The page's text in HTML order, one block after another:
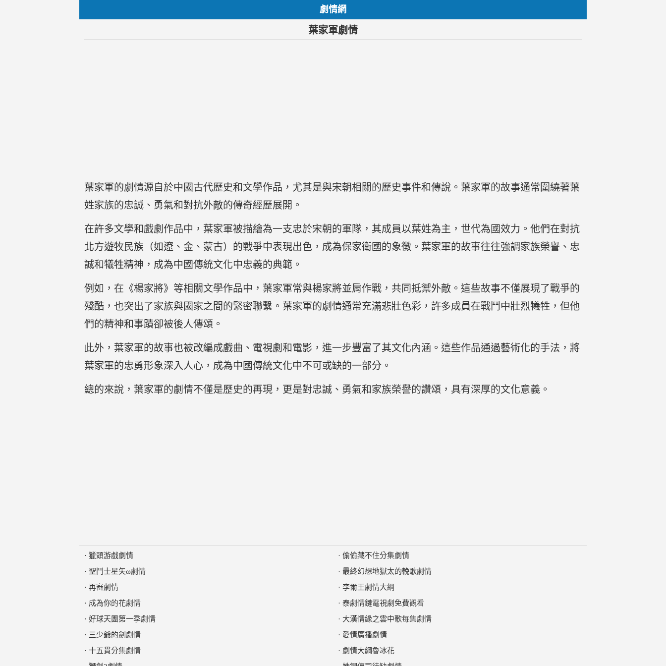
劇情網
葉家軍劇情
葉家軍的劇情源自於中國古代歷史和文學作品，尤其是與宋朝相關的歷史事件和傳說。葉家軍的故事通常圍繞著葉
姓家族的忠誠、勇氣和對抗外敵的傳奇經歷展開。
在許多文學和戲劇作品中，葉家軍被描繪為一支忠於宋朝的軍隊，其成員以葉姓為主，世代為國效力。他們在對抗
北方遊牧民族（如遼、金、蒙古）的戰爭中表現出色，成為保家衛國的象徵。葉家軍的故事往往強調家族榮譽、忠
誠和犧牲精神，成為中國傳統文化中忠義的典範。
例如，在《楊家將》等相關文學作品中，葉家軍常與楊家將並肩作戰，共同抵禦外敵。這些故事不僅展現了戰爭的
殘酷，也突出了家族與國家之間的緊密聯繫。葉家軍的劇情通常充滿悲壯色彩，許多成員在戰鬥中壯烈犧牲，但他
們的精神和事蹟卻被後人傳頌。
此外，葉家軍的故事也被改編成戲曲、電視劇和電影，進一步豐富了其文化內涵。這些作品通過藝術化的手法，將
葉家軍的忠勇形象深入人心，成為中國傳統文化中不可或缺的一部分。
總的來說，葉家軍的劇情不僅是歷史的再現，更是對忠誠、勇氣和家族榮譽的讚頌，具有深厚的文化意義。
· 獵頭游戲劇情
· 聖鬥士星矢ω劇情
· 再審劇情
· 成為你的花劇情
· 好球天團第一季劇情
· 三少爺的劍劇情
· 十五貫分集劇情
· 偷偷藏不住分集劇情
· 最終幻想地獄太的輓歌劇情
· 李爾王劇情大綱
· 泰劇情鏈電視劇免費觀看
· 大漢情緣之雲中歌每集劇情
· 愛情廣播劇情
· 劇情大綱魯冰花